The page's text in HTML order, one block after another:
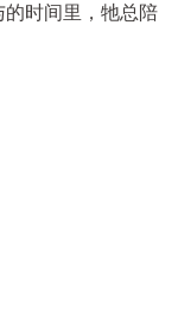
时间里，牠总陪